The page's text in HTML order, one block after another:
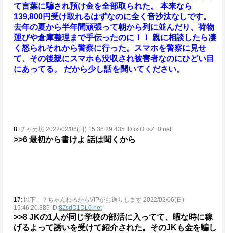
て言葉に騙され預け金を全部取られた。 本来なら
139,800円受け取れるはずなのに全く音沙汰なしです。
去年の夏から半年間頑張って朝から列に並んだり、荷物
運びや倉庫整理まで手伝ったのに！！ 親に相談したら凄
く怒られそれから警察に行った。スマホを警察に見せ
て、その後親にスマホも没収され被害者なのにひどい目
にあってる。 だから少し話を聞いてください。
8: チャカ坊 2022/02/06(日) 15:36:29.435 ID:ixlO+sZ+0.net
>>6 最初から書けよ 話は聞くから
17: 以下、？ちゃんねるからVIPがお送りします 2022/02/06(日)
15:46:20.385 ID:8ZsdD1DL0.net
>>8 JKの1人が同じ学校の部活に入ってて、暇な時に稼
げるよって誘いを受けて紹介された。そのJKも金を騙し